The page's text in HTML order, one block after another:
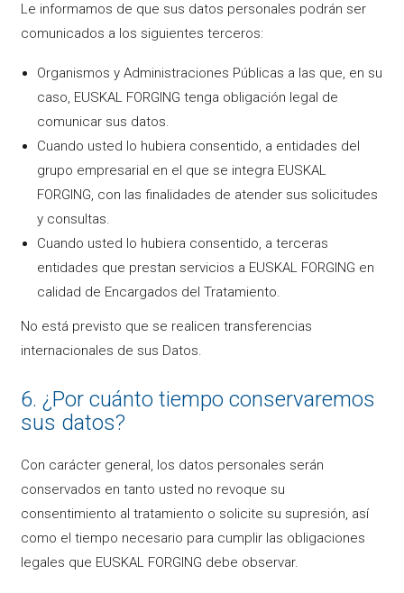
Le informamos de que sus datos personales podrán ser
comunicados a los siguientes terceros:
Organismos y Administraciones Públicas a las que, en su
caso, EUSKAL FORGING tenga obligación legal de
comunicar sus datos.
Cuando usted lo hubiera consentido, a entidades del
grupo empresarial en el que se integra EUSKAL
FORGING, con las finalidades de atender sus solicitudes
y consultas.
Cuando usted lo hubiera consentido, a terceras
entidades que prestan servicios a EUSKAL FORGING en
calidad de Encargados del Tratamiento.
No está previsto que se realicen transferencias
internacionales de sus Datos.
6. ¿Por cuánto tiempo conservaremos
sus datos?
Con carácter general, los datos personales serán
conservados en tanto usted no revoque su
consentimiento al tratamiento o solicite su supresión, así
como el tiempo necesario para cumplir las obligaciones
legales que EUSKAL FORGING debe observar.